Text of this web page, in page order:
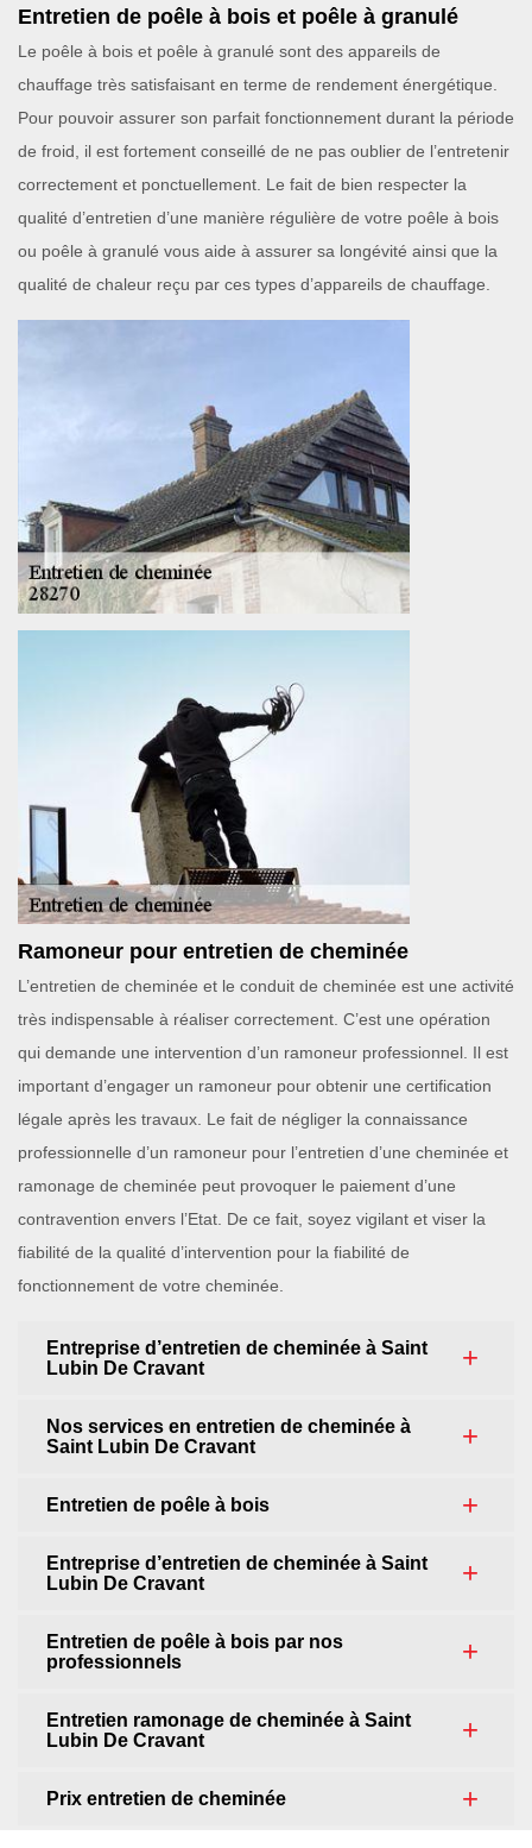
Entretien de poêle à bois et poêle à granulé
Le poêle à bois et poêle à granulé sont des appareils de
chauffage très satisfaisant en terme de rendement énergétique.
Pour pouvoir assurer son parfait fonctionnement durant la période
de froid, il est fortement conseillé de ne pas oublier de l’entretenir
correctement et ponctuellement. Le fait de bien respecter la
qualité d’entretien d’une manière régulière de votre poêle à bois
ou poêle à granulé vous aide à assurer sa longévité ainsi que la
qualité de chaleur reçu par ces types d’appareils de chauffage.
Ramoneur pour entretien de cheminée
L’entretien de cheminée et le conduit de cheminée est une activité
très indispensable à réaliser correctement. C’est une opération
qui demande une intervention d’un ramoneur professionnel. Il est
important d’engager un ramoneur pour obtenir une certification
légale après les travaux. Le fait de négliger la connaissance
professionnelle d’un ramoneur pour l’entretien d’une cheminée et
ramonage de cheminée peut provoquer le paiement d’une
contravention envers l’Etat. De ce fait, soyez vigilant et viser la
fiabilité de la qualité d’intervention pour la fiabilité de
fonctionnement de votre cheminée.
Entreprise d’entretien de cheminée à Saint
Lubin De Cravant
Nos services en entretien de cheminée à
Saint Lubin De Cravant
Entretien de poêle à bois
Entreprise d’entretien de cheminée à Saint
Lubin De Cravant
Entretien de poêle à bois par nos
professionnels
Entretien ramonage de cheminée à Saint
Lubin De Cravant
Prix entretien de cheminée